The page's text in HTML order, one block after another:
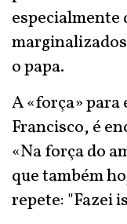
especialmente
o papa.
A «força» para
Francisco, é
«Na força do
que também
repete: "Fazei